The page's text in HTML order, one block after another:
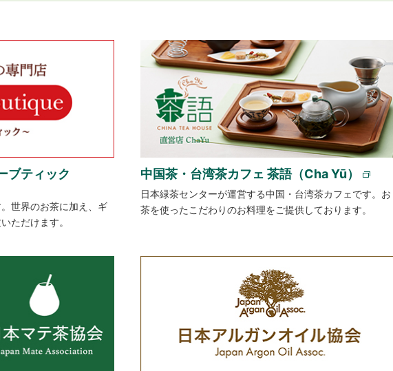
ブティック
世界のお茶に加え、ギ
ただけます。
中国茶・台湾茶カフェ 茶語（Cha Yū）
日本緑茶センターが運営する中国・台湾茶カフェです。お
茶を使ったこだわりのお料理をご提供しております。